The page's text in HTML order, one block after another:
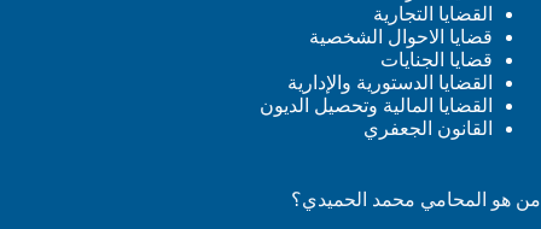
القضايا التجارية
قضايا الاحوال الشخصية
قضايا الجنايات
القضايا الدستورية والإدارية
القضايا المالية وتحصيل الديون
القانون الجعفري
من هو المحامي محمد الحميدي؟